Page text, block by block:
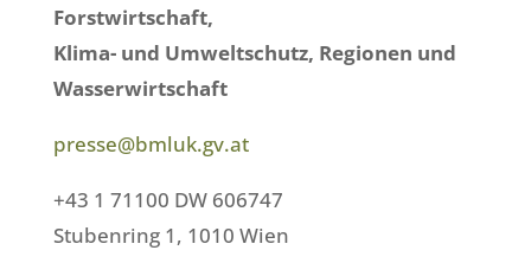
Forstwirtschaft,
Klima- und Umweltschutz, Regionen und
Wasserwirtschaft
presse@bmluk.gv.at
+43 1 71100 DW 606747
Stubenring 1, 1010 Wien